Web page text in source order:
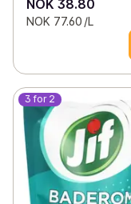
NOK 38.80
NOK 77.60 /L
3 for 2